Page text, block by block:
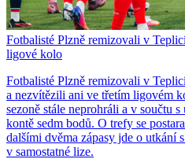
Fotbalisté Plzně remizovali v
ligové kolo
Fotbalisté Plzně remizovali v
a nezvítězili ani ve třetím ligovém
sezoně stále neprohráli a v součtu
kontě sedm bodů. O trefy se
dalšími dvěma zápasy jde o utkání
v samostatné lize.